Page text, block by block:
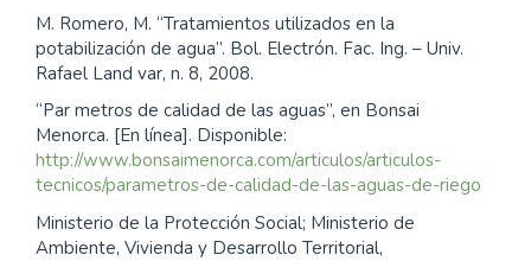
M. Romero, M. “Tratamientos utilizados en la
potabilización de agua”. Bol. Electrón. Fac. Ing. – Univ.
Rafael Land var, n. 8, 2008.
“Par metros de calidad de las aguas”, en Bonsai
Menorca. [En línea]. Disponible:
http://www.bonsaimenorca.com/articulos/articulos-
tecnicos/parametros-de-calidad-de-las-aguas-de-riego
Ministerio de la Protección Social; Ministerio de
Ambiente, Vivienda y Desarrollo Territorial,